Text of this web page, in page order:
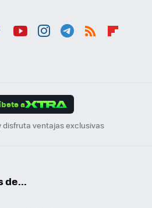
a
disfruta ventajas exclusivas
de...